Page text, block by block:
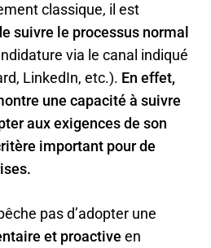
classique, il est
suivre le processus normal
via le canal indiqué
LinkedIn, etc.). En effet,
une capacité à suivre
aux exigences de son
important pour de
pas d’adopter une
et proactive en